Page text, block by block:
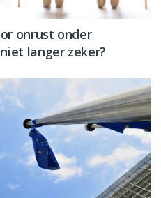
onrust onder
langer zeker?